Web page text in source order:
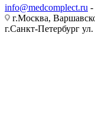
info@medcomplect.ru -
г.Москва,
г.Санкт-Петербург